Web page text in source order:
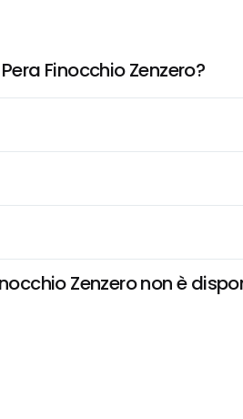
Finocchio Zenzero?
Zenzero non è